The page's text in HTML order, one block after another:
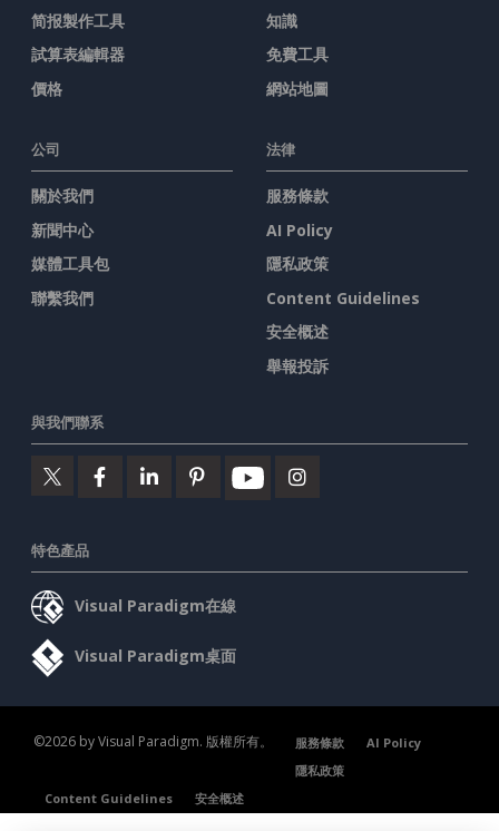
简报製作工具
試算表編輯器
價格
知識
免費工具
網站地圖
公司
關於我們
新聞中心
媒體工具包
聯繫我們
法律
服務條款
AI Policy
隱私政策
Content Guidelines
安全概述
舉報投訴
與我們聯系
特色產品
Visual Paradigm在線
Visual Paradigm桌面
©2026 by Visual Paradigm. 版權所有。 服務條款
AI Policy
隱私政策
Content Guidelines
安全概述